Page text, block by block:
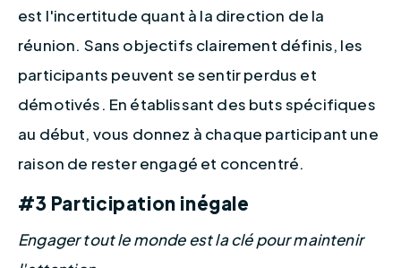
est l'incertitude quant à la direction de la
réunion. Sans objectifs clairement définis, les
participants peuvent se sentir perdus et
démotivés. En établissant des buts spécifiques
au début, vous donnez à chaque participant une
raison de rester engagé et concentré.
#3 Participation inégale
Engager tout le monde est la clé pour maintenir